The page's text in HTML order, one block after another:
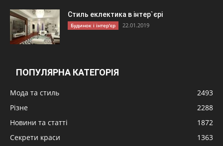
Стиль еклектика в інтер`єрі
Будинок і інтер'єр 22.01.2019
ПОПУЛЯРНА КАТЕГОРІЯ
Мода та стиль
2493
Різне
2288
Новини та статті
1872
Секрети краси
1363